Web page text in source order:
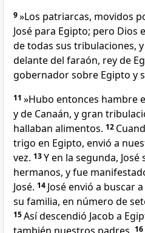
9»Los patriarcas, movidos
José para Egipto; pero Dios
de todas sus tribulaciones,
delante del faraón, rey de
gobernador sobre Egipto y
11 »Hubo entonces hambre
y de Canaán, y gran
hallaban alimentos. 12
trigo en Egipto, envió a
vez. 13Y en la segunda,
hermanos, y fue
José. 14 José envió a buscar
su familia, en número de
15Así descendió Jacob a
16